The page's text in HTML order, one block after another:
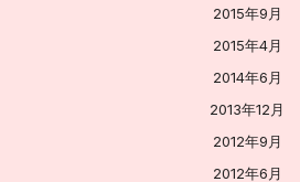
2015年9月
2015年4月
2014年6月
2013年12月
2012年9月
2012年6月